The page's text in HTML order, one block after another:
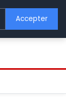
Accepter